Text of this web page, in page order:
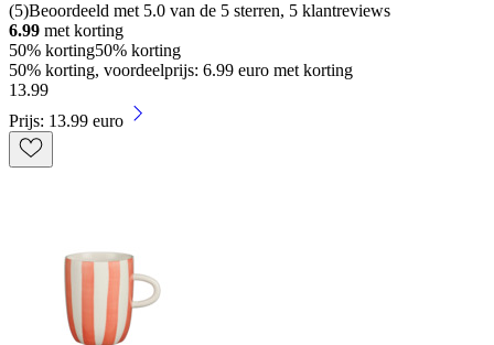
(5)Beoordeeld met 5.0 van de 5 sterren, 5 klantreviews
6.99 met korting
50% korting50% korting
50% korting, voordeelprijs: 6.99 euro met korting
13.99
Prijs: 13.99 euro